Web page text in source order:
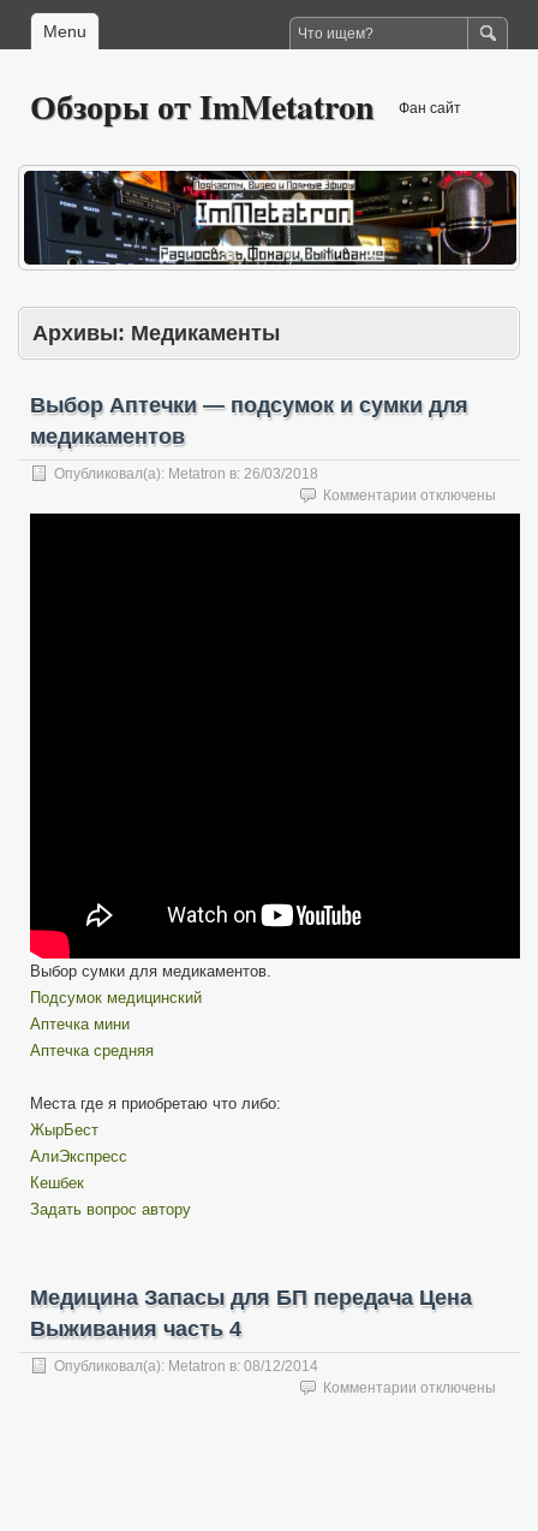
Menu
Обзоры от ImMetatron Фан сайт
Архивы: Медикаменты
Выбор Аптечки — подсумок и сумки для
медикаментов
Опубликовал(а): Metatron в: 26/03/2018
Комментарии к
записи
отключены
Выбор сумки для медикаментов.
Подсумок медицинский
Аптечка мини
Аптечка средняя
Места где я приобретаю что либо:
ЖырБест
АлиЭкспресс
Кешбек
Задать вопрос автору
Медицина Запасы для БП передача Цена
Выживания часть 4
Опубликовал(а): Metatron в: 08/12/2014
Комментарии котключены